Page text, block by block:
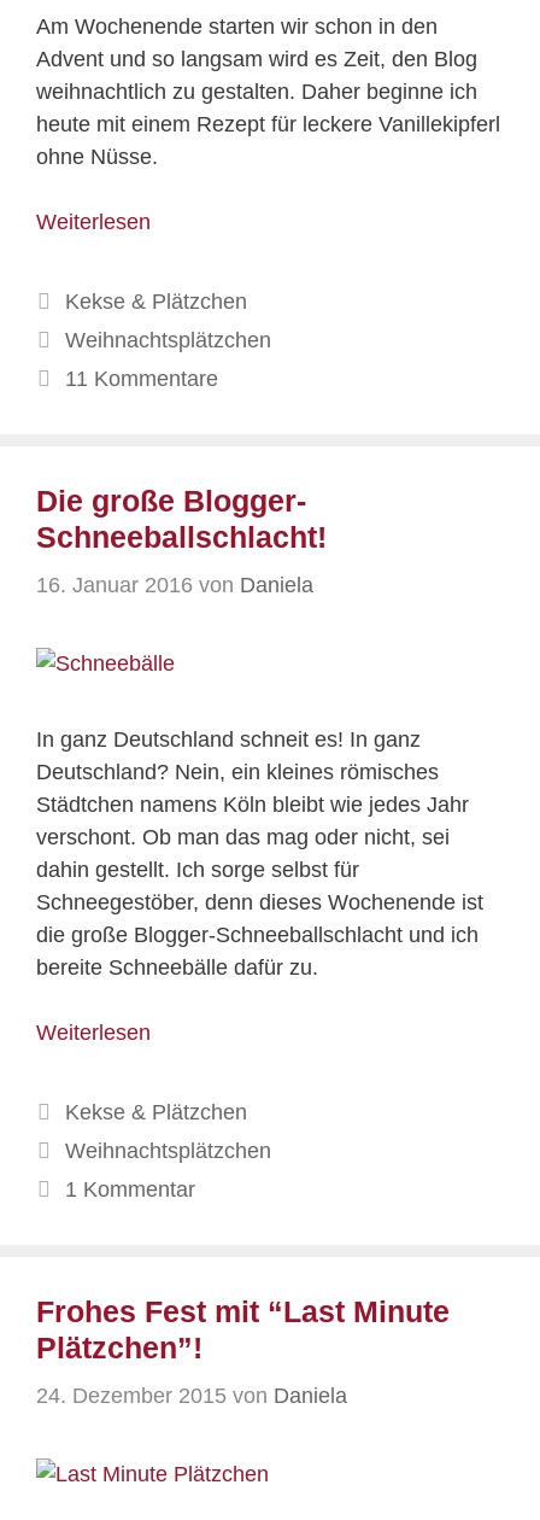
Am Wochenende starten wir schon in den
Advent und so langsam wird es Zeit, den Blog
weihnachtlich zu gestalten. Daher beginne ich
heute mit einem Rezept für leckere Vanillekipferl
ohne Nüsse.
Weiterlesen
Kategorien
Kekse & Plätzchen
Schlagwörter
Weihnachtsplätzchen
11 Kommentare
Die große Blogger-
Schneeballschlacht!
16. Januar 2016 von Daniela
In ganz Deutschland schneit es! In ganz
Deutschland? Nein, ein kleines römisches
Städtchen namens Köln bleibt wie jedes Jahr
verschont. Ob man das mag oder nicht, sei
dahin gestellt. Ich sorge selbst für
Schneegestöber, denn dieses Wochenende ist
die große Blogger-Schneeballschlacht und ich
bereite Schneebälle dafür zu.
Weiterlesen
Kategorien
Kekse & Plätzchen
Schlagwörter
Weihnachtsplätzchen
1 Kommentar
Frohes Fest mit “Last Minute
Plätzchen”!
24. Dezember 2015 von Daniela